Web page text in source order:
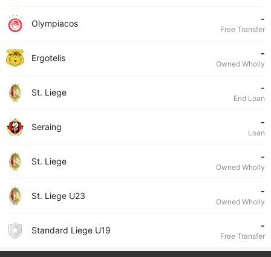
Olympiacos -
Free Transfer
Ergotelis -
Owned Wholly
St. Liege -
End Loan
Seraing -
Loan
St. Liege -
Owned Wholly
St. Liege U23 -
Owned Wholly
Standard Liege U19 -
Free Transfer